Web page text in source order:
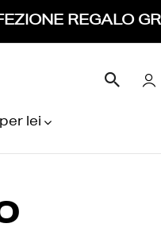
REGALO
lei